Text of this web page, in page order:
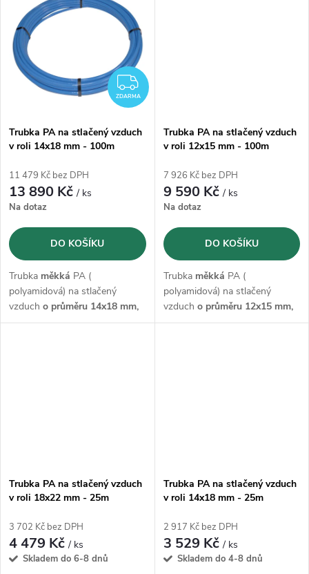
ů
ů
ZDARMA
ZDARMA
Trubka PA na stlačený vzduch
v roli 14x18 mm - 100m
11 479 Kč bez DPH
13 890 Kč/ ks
Na dotaz
DO KOŠÍKU
Trubka měkká PA (
polyamidová) na stlačený
vzduch o průměru 14x18 mm,
v návinu o délce 100 ms
Trubka PA na stlačený vzduch
v roli 12x15 mm - 100m
7 926 Kč bez DPH
9 590 Kč/ ks
Na dotaz
DO KOŠÍKU
Trubka měkká PA (
polyamidová) na stlačený
vzduch o průměru 12x15 mm,
v návinu o délce 100 ms
Trubka PA na stlačený vzduch
v roli 18x22 mm - 25m
3 702 Kč bez DPH
4 479 Kč/ ks
Skladem do 6-8 dnů
Trubka PA na stlačený vzduch
v roli 14x18 mm - 25m
2 917 Kč bez DPH
3 529 Kč/ ks
Skladem do 4-8 dnů